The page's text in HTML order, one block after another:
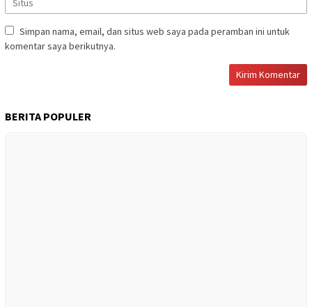
Simpan nama, email, dan situs web saya pada peramban ini untuk
komentar saya berikutnya.
BERITA POPULER